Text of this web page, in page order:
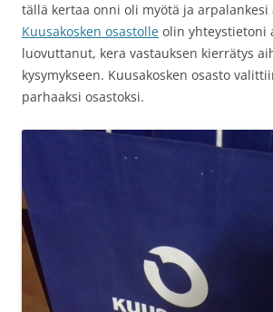
tällä kertaa onni oli myötä ja
Kuusakosken osastolle olin yhteystietoni
luovuttanut, kera vastauksen kierrätys
kysymykseen. Kuusakosken osasto
parhaaksi osastoksi.